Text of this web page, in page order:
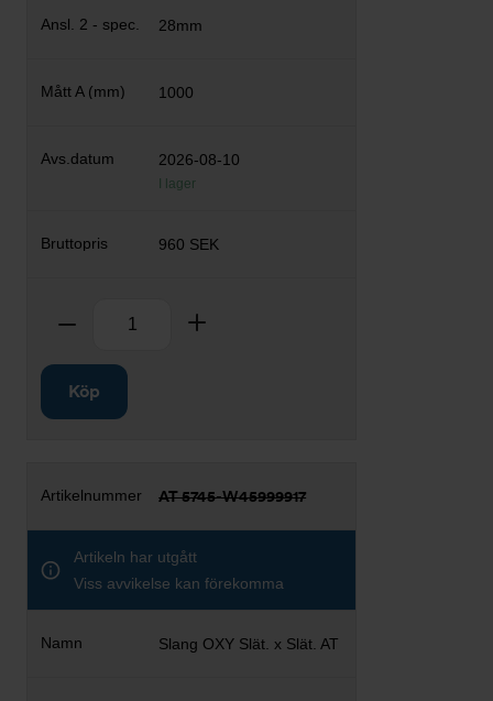
28mm
1000
2026-08-10
I lager
960 SEK
Ta bort
Köp
AT 5745-W45999917
Artikeln har utgått
Viss avvikelse kan förekomma
Slang OXY Slät. x Slät. AT